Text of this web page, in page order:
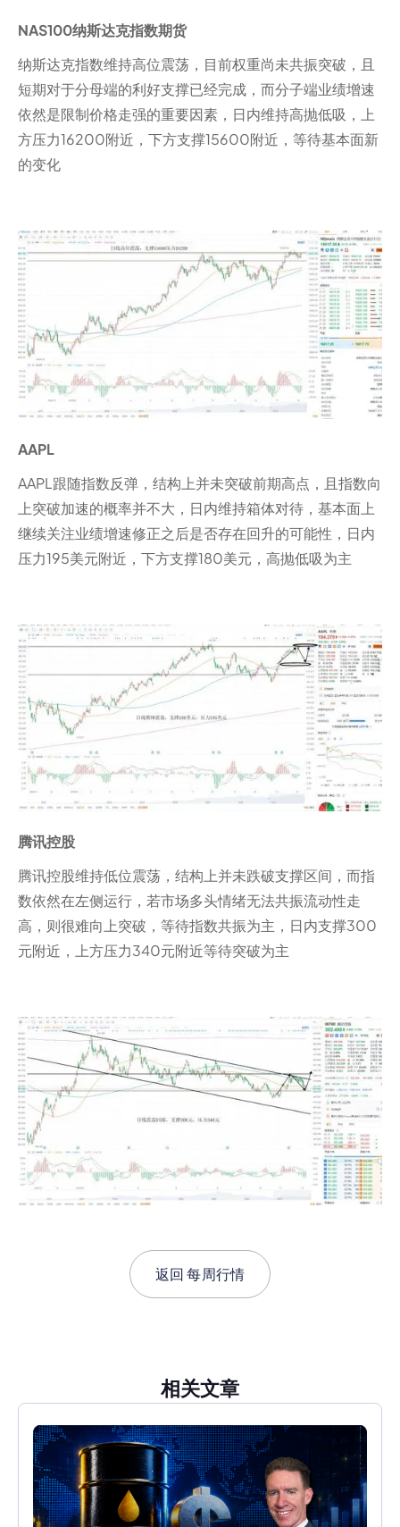
NAS100纳斯达克指数期货
纳斯达克指数维持高位震荡，目前权重尚未共振突破，且
短期对于分母端的利好支撑已经完成，而分子端业绩增速
依然是限制价格走强的重要因素，日内维持高抛低吸，上
方压力16200附近，下方支撑15600附近，等待基本面新
的变化
AAPL
AAPL跟随指数反弹，结构上并未突破前期高点，且指数向
上突破加速的概率并不大，日内维持箱体对待，基本面上
继续关注业绩增速修正之后是否存在回升的可能性，日内
压力195美元附近，下方支撑180美元，高抛低吸为主
腾讯控股
腾讯控股维持低位震荡，结构上并未跌破支撑区间，而指
数依然在左侧运行，若市场多头情绪无法共振流动性走
高，则很难向上突破，等待指数共振为主，日内支撑300
元附近，上方压力340元附近等待突破为主
返回每周行情
相关文章